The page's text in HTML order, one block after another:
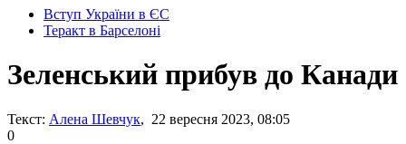
Вступ України в ЄС
Теракт в Барселоні
Зеленський прибув до Канади
Текст: Алена Шевчук, 22 вересня 2023, 08:05
0